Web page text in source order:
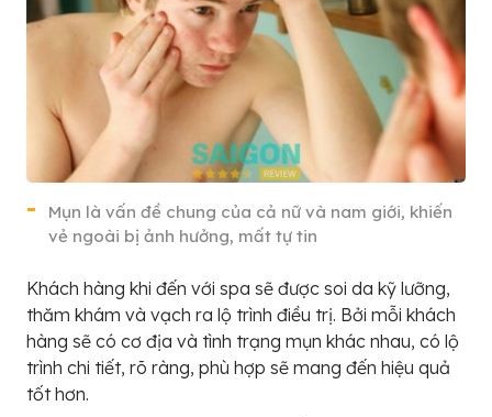
Mụn là vấn đề chung của cả nữ và nam giới, khiến
vẻ ngoài bị ảnh hưởng, mất tự tin
Khách hàng khi đến với spa sẽ được soi da kỹ lưỡng,
thăm khám và vạch ra lộ trình điều trị. Bởi mỗi khách
hàng sẽ có cơ địa và tình trạng mụn khác nhau, có lộ
trình chi tiết, rõ ràng, phù hợp sẽ mang đến hiệu quả
tốt hơn.